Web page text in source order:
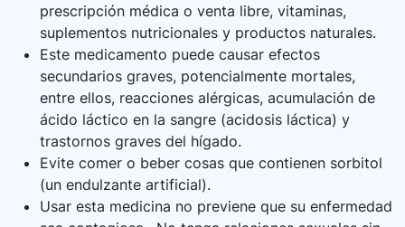
prescripción médica o venta libre, vitaminas,
suplementos nutricionales y productos naturales.
Este medicamento puede causar efectos
secundarios graves, potencialmente mortales,
entre ellos, reacciones alérgicas, acumulación de
ácido láctico en la sangre (acidosis láctica) y
trastornos graves del hígado.
Evite comer o beber cosas que contienen sorbitol
(un endulzante artificial).
Usar esta medicina no previene que su enfermedad